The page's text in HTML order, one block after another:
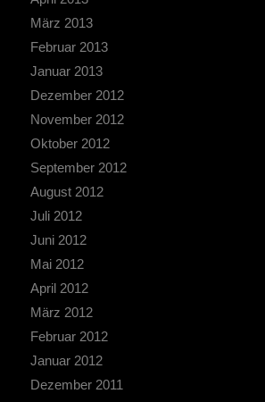
März 2013
Februar 2013
Januar 2013
Dezember 2012
November 2012
Oktober 2012
September 2012
August 2012
Juli 2012
Juni 2012
Mai 2012
April 2012
März 2012
Februar 2012
Januar 2012
Dezember 2011